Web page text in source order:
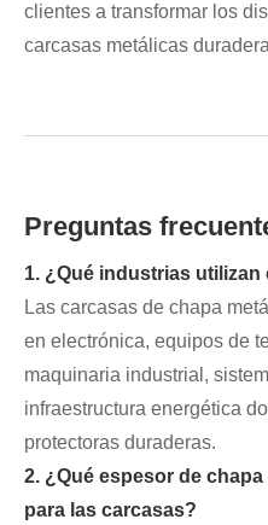
clientes a transformar los
carcasas metálicas
Preguntas
1. ¿Qué industrias
Las carcasas de chapa
en electrónica, equipos de
maquinaria industrial,
infraestructura energética
protectoras duraderas.
2. ¿Qué espesor de
para las carcasas?